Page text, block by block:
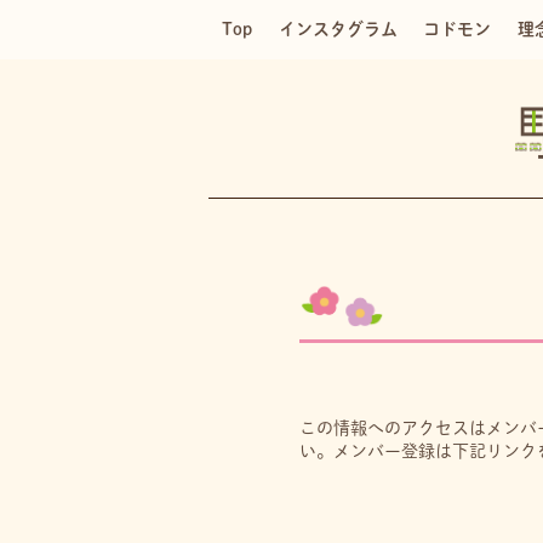
Top インスタグラム コドモン 理
この情報へのアクセスはメン
い。メンバー登録は下記リンク